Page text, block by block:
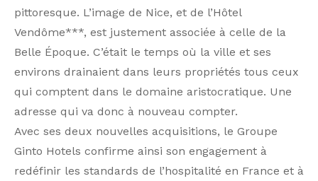
pittoresque. L’image de Nice, et de l’Hôtel
Vendôme***, est justement associée à celle de la
Belle Époque. C’était le temps où la ville et ses
environs drainaient dans leurs propriétés tous ceux
qui comptent dans le domaine aristocratique. Une
adresse qui va donc à nouveau compter.
Avec ses deux nouvelles acquisitions, le Groupe
Ginto Hotels confirme ainsi son engagement à
redéfinir les standards de l’hospitalité en France et à